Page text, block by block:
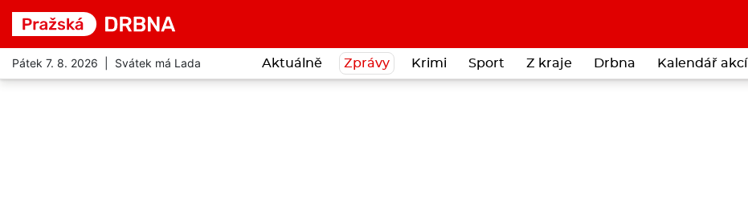
Pátek 7. 8. 2026 | Svátek má Lada Aktuálně Zprávy Krimi Sport Z kraje Drbna Kalendář akcí